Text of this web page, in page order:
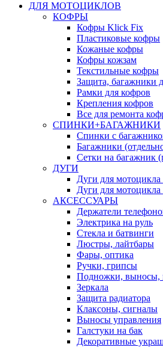
ДЛЯ МОТОЦИКЛОВ
КОФРЫ
Кофры Klick Fix
Пластиковые кофры
Кожаные кофры
Кофры кожзам
Текстильные кофры
Защита, багажники
Рамки для кофров
Крепления кофров
Все для ремонта
СПИНКИ+БАГАЖНИКИ
Спинки с
Багажники
Сетки на багажник
ДУГИ
Дуги для мотоцикла
Дуги для мотоцикла
АКСЕССУАРЫ
Держатели
Электрика на руль
Стекла и батвинги
Люстры, лайтбары
Фары, оптика
Ручки, грипсы
Подножки, выносы,
Зеркала
Защита радиатора
Клаксоны, сигналы
Выносы управления
Галстуки на бак
Декоративные